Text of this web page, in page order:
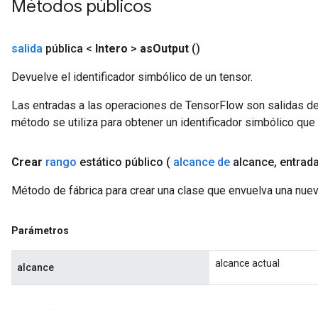
Métodos públicos
salida pública < Intero > asOutput ()
Devuelve el identificador simbólico de un tensor.
Las entradas a las operaciones de TensorFlow son salidas
método se utiliza para obtener un identificador simbólico
Crear rango estático público ( alcance de alcance,
Método de fábrica para crear una clase que envuelva una
Parámetros
alcance alcance actual